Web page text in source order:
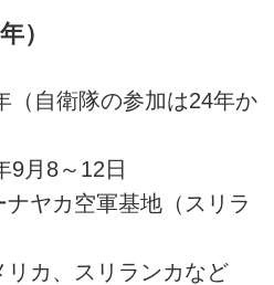
年）
（自衛隊の参加は24年か
9月8～12日
ヤカ空軍基地（スリラ
リカ、スリランカなど